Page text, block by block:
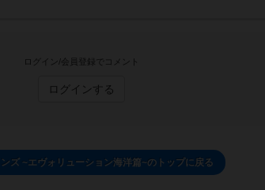
ログイン/会員登録でコメント
ログインする
ズ ~エヴォリューション海洋篇~のトップに戻る